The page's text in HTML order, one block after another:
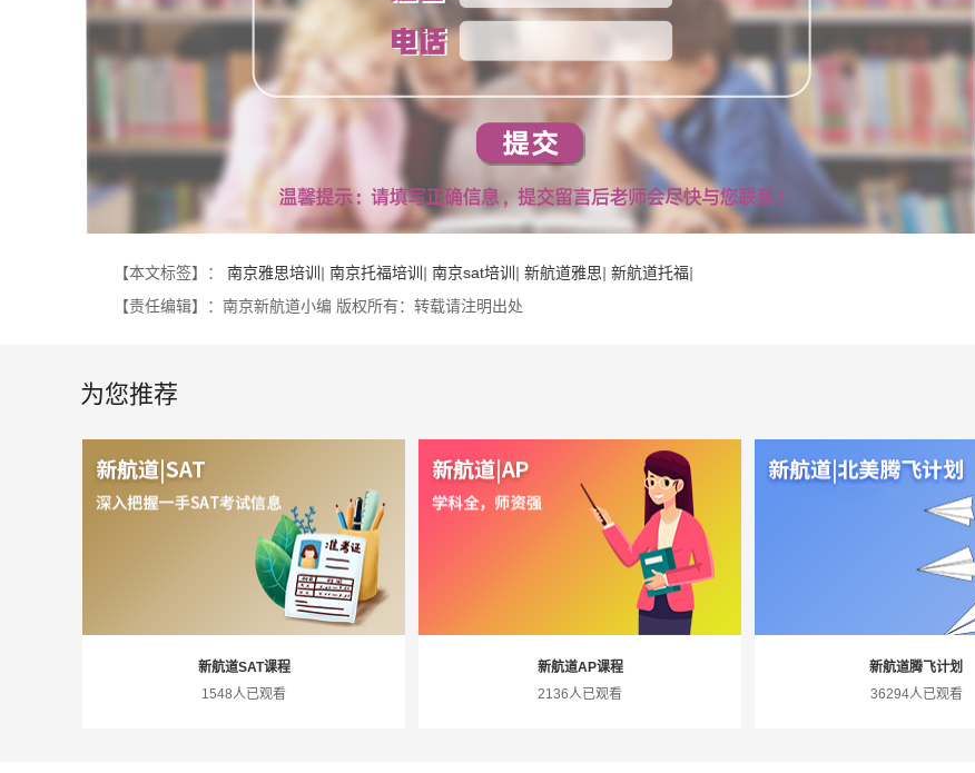
【本文标签】： 南京雅思培训 | 南京托福培训 | 南京sat培训 | 新航道雅思| 新航道托福|
【责任编辑】：南京新航道小编 版权所有：转载请注明出处
为您推荐
新航道SAT课程
1548人已观看
新航道AP课程
2136人已观看
新航道腾飞计划
36294人已观看